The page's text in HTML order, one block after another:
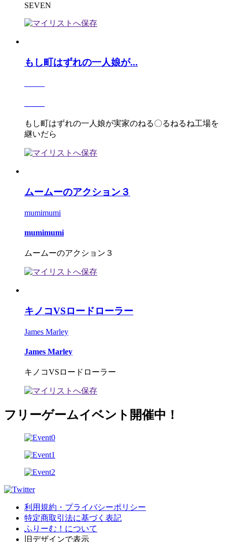
SEVEN
もし町はずれの一人娘が...
もし町はずれの一人娘が実家のねる〇るねるね工場を
継いだら
ムームーのアクション３
mumimumi
mumimumi
ムームーのアクション３
キノコVSロードローラー
James Marley
James Marley
キノコVSロードローラー
フリーゲームイベント開催中！
利用規約・プライバシーポリシー
特定商取引法に基づく表記
ふりーむ！について
旧デザインで表示